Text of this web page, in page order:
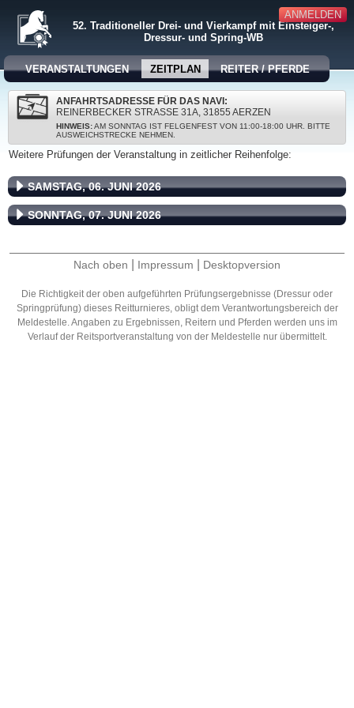
ANMELDEN
52. Traditioneller Drei- und Vierkampf mit Einsteiger-,
Dressur- und Spring-WB
VERANSTALTUNGEN ZEITPLAN REITER / PFERDE
ANFAHRTSADRESSE FÜR DAS NAVI:
REINERBECKER STRASSE 31A, 31855 AERZEN
HINWEIS:AM SONNTAG IST FELGENFEST VON 11:00-18:00 UHR. BITTE
AUSWEICHSTRECKE NEHMEN.
Weitere Prüfungen der Veranstaltung in zeitlicher Reihenfolge:
SAMSTAG, 06. JUNI 2026
SONNTAG, 07. JUNI 2026
Nach oben Impressum Desktopversion
Die Richtigkeit der oben aufgeführten Prüfungsergebnisse (Dressur oder
Springprüfung) dieses Reitturnieres, obligt dem Verantwortungsbereich der
Meldestelle. Angaben zu Ergebnissen, Reitern und Pferden werden uns im
Verlauf der Reitsportveranstaltung von der Meldestelle nur übermittelt.